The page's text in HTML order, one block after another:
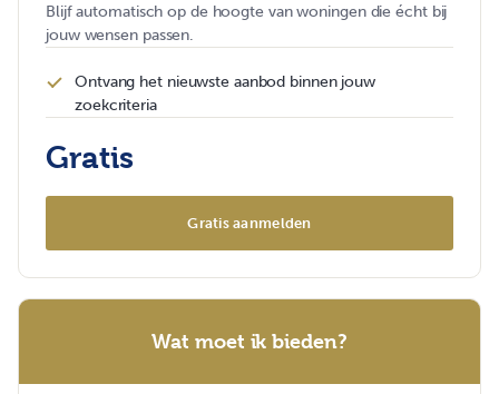
Blijf automatisch op de hoogte van woningen die écht bij
jouw wensen passen.
Ontvang het nieuwste aanbod binnen jouw
zoekcriteria
Gratis
Gratis aanmelden
Wat moet ik bieden?